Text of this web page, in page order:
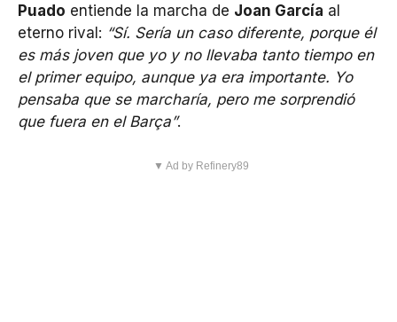
Puado entiende la marcha de Joan García al
eterno rival: “Sí. Sería un caso diferente, porque él
es más joven que yo y no llevaba tanto tiempo en
el primer equipo, aunque ya era importante. Yo
pensaba que se marcharía, pero me sorprendió
que fuera en el Barça”.
▼ Ad by Refinery89